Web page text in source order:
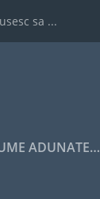
sa ...
ADUNATE…